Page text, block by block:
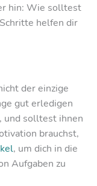
hin: Wie solltest
helfen dir
der einzige
gut erledigen
und solltest ihnen
brauchst,
, um dich in die
Aufgaben zu